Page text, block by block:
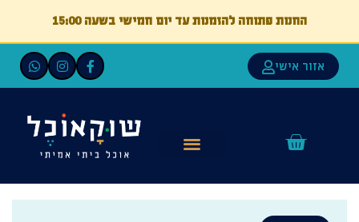
החנות פתוחה להזמנות עד יום חמישי בשעה 15:00
אזור אישי